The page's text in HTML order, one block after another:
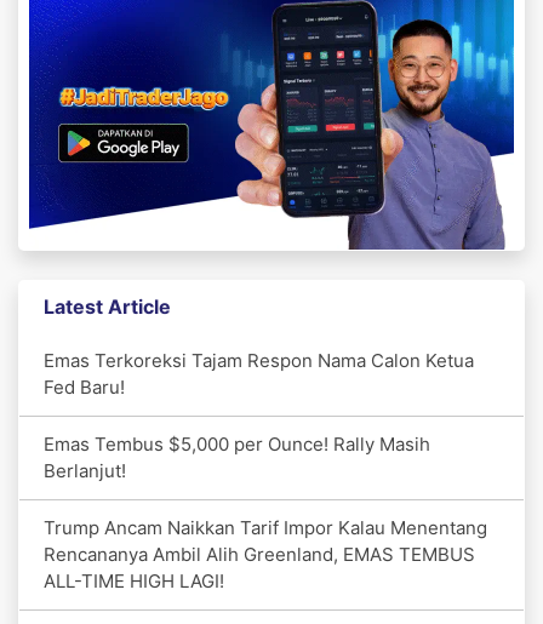
Latest Article
Emas Terkoreksi Tajam Respon Nama Calon Ketua
Fed Baru!
Emas Tembus $5,000 per Ounce! Rally Masih
Berlanjut!
Trump Ancam Naikkan Tarif Impor Kalau Menentang
Rencananya Ambil Alih Greenland, EMAS TEMBUS
ALL-TIME HIGH LAGI!